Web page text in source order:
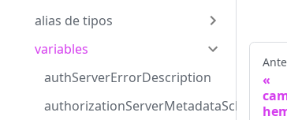
alias de tipos
variables
authServerErrorDescription
authorizationServerMetadataSchema